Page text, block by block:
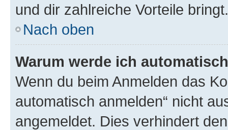
und dir zahlreiche Vorteile bringt.
Nach oben
Warum werde ich
Wenn du beim Anmelden das
automatisch anmelden“ nicht
angemeldet. Dies verhindert